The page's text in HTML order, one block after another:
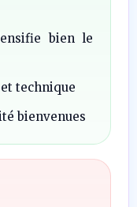
bien le
technique
bienvenues